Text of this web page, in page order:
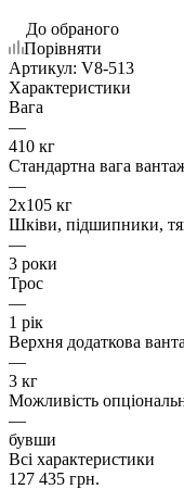
До обраного
Порівняти
Артикул: V8-513
Характеристики
Вага
—
410 кг
Стандартна вага
—
2х105 кг
Шківи, підшипники,
—
3 роки
Трос
—
1 рік
Верхня додаткова
—
3 кг
Можливість
—
бувши
Всі характеристики
127 435 грн.